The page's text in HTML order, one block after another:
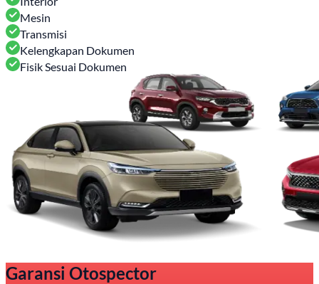
Mesin
Transmisi
Kelengkapan Dokumen
Fisik Sesuai Dokumen
Garansi Otospector